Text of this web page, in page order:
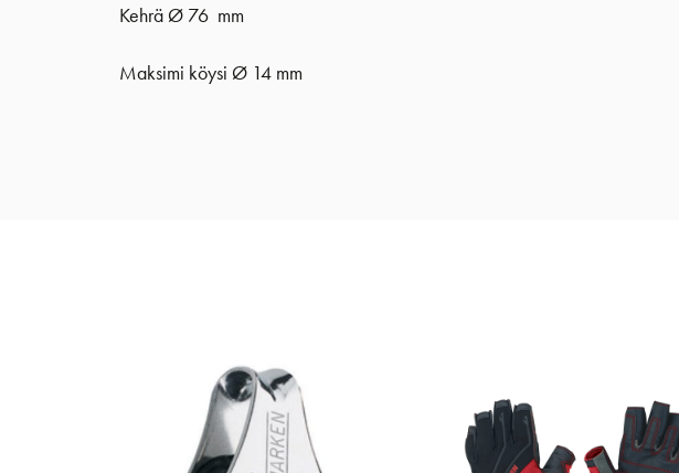
Kehrä Ø 76 mm
Maksimi köysi Ø 14 mm